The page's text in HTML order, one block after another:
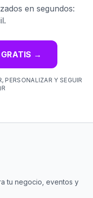
en segundos:
→
PERSONALIZAR Y SEGUIR
tu negocio, eventos y